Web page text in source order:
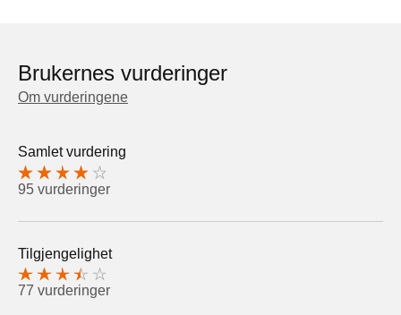
Brukernes vurderinger
Om vurderingene
Samlet vurdering
95 vurderinger
Tilgjengelighet
77 vurderinger